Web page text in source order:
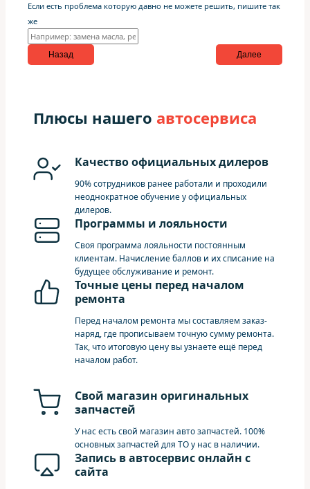
Если есть проблема которую давно не можете решить, пишите так
же
Назад Далее
Плюсы нашего автосервиса
Качество официальных дилеров
90% сотрудников ранее работали и проходили
неоднократное обучение у официальных
дилеров.
Программы и лояльности
Своя программа лояльности постоянным
клиентам. Начисление баллов и их списание на
будущее обслуживание и ремонт.
Точные цены перед началом
ремонта
Перед началом ремонта мы составляем заказ-
наряд, где прописываем точную сумму ремонта.
Так, что итоговую цену вы узнаете ещё перед
началом работ.
Свой магазин оригинальных
запчастей
У нас есть свой магазин авто запчастей. 100%
основных запчастей для ТО у нас в наличии.
Запись в автосервис онлайн с
сайта